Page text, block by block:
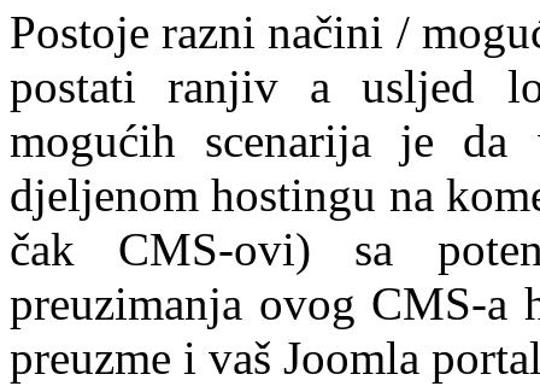
Postoje razni načini /
postati ranjiv a usljed
mogućih scenarija je da
djeljenom hostingu na
čak CMS-ovi) sa
preuzimanja ovog CMS-a
preuzme i vaš Joomla